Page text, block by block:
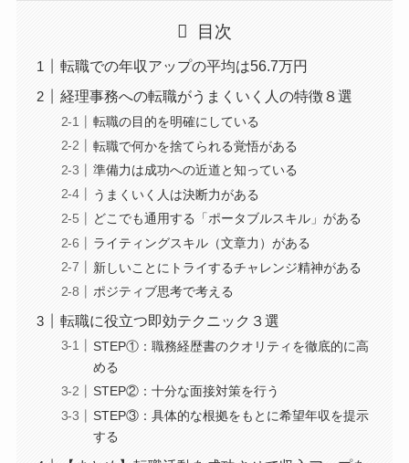
目次
転職での年収アップの平均は56.7万円
経理事務への転職がうまくいく人の特徴８選
転職の目的を明確にしている
転職で何かを捨てられる覚悟がある
準備力は成功への近道と知っている
うまくいく人は決断力がある
どこでも通用する「ポータブルスキル」がある
ライティングスキル（文章力）がある
新しいことにトライするチャレンジ精神がある
ポジティブ思考で考える
転職に役立つ即効テクニック３選
STEP①：職務経歴書のクオリティを徹底的に高
める
STEP②：十分な面接対策を行う
STEP③：具体的な根拠をもとに希望年収を提示
する